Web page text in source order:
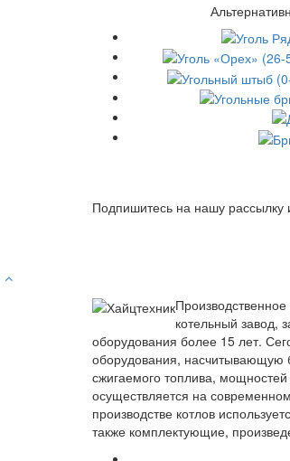
Подпишитесь на нашу рассылку
котельный завод,
оборудования более 15 лет.
оборудования, насчитывающую
сжигаемого топлива,
осуществляется на
производстве котлов
также комплектующие,